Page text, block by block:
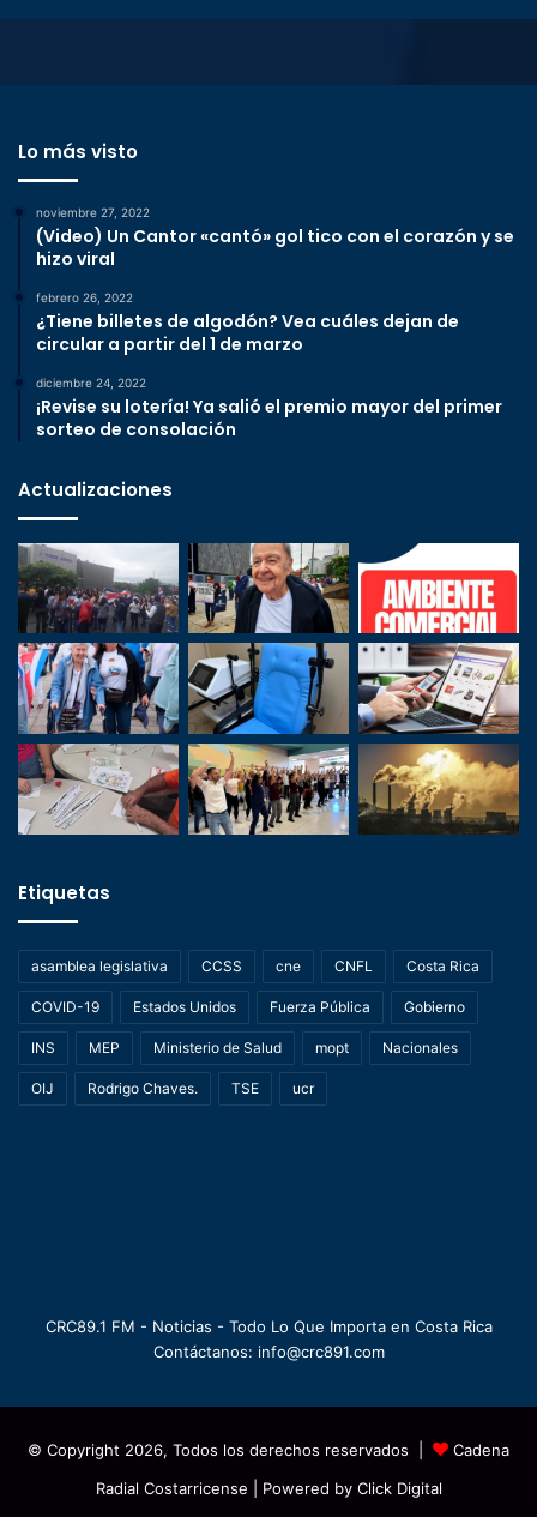
Lo más visto
noviembre 27, 2022
(Video) Un Cantor «cantó» gol tico con el corazón y se
hizo viral
febrero 26, 2022
¿Tiene billetes de algodón? Vea cuáles dejan de
circular a partir del 1 de marzo
diciembre 24, 2022
¡Revise su lotería! Ya salió el premio mayor del primer
sorteo de consolación
Actualizaciones
Etiquetas
asamblea legislativa CCSS cne CNFL Costa Rica
COVID-19 Estados Unidos Fuerza Pública Gobierno
INS MEP Ministerio de Salud mopt Nacionales
OIJ Rodrigo Chaves. TSE ucr
CRC89.1 FM - Noticias - Todo Lo Que Importa en Costa Rica
Contáctanos: info@crc891.com
© Copyright 2026, Todos los derechos reservados |
Cadena
Radial Costarricense | Powered by Click Digital